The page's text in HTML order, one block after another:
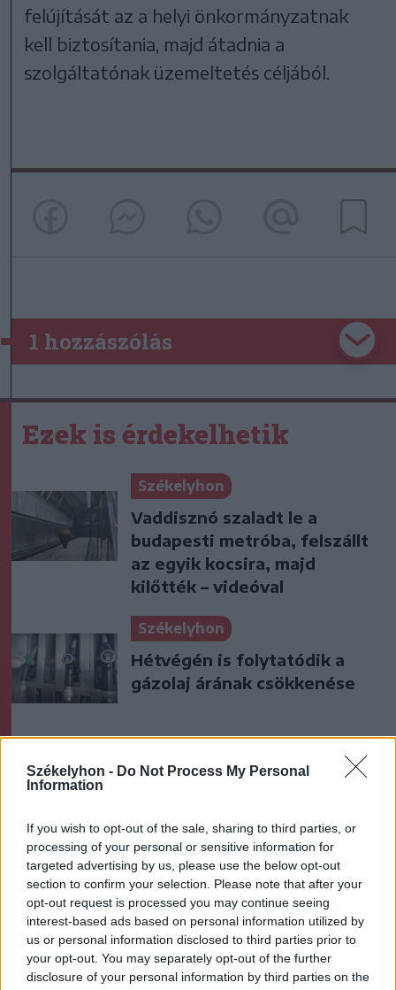
Székelyhon - Do Not Process My Personal
Information
If you wish to opt-out of the sale, sharing to third parties, or
processing of your personal or sensitive information for
targeted advertising by us, please use the below opt-out
section to confirm your selection. Please note that after your
opt-out request is processed you may continue seeing
interest-based ads based on personal information utilized by
us or personal information disclosed to third parties prior to
your opt-out. You may separately opt-out of the further
disclosure of your personal information by third parties on the
felújítását az a helyi önkormányzatnak
kell biztosítania, majd átadnia a
szolgáltatónak üzemeltetés céljából.
1 hozzászólás
Ezek is érdekelhetik
Székelyhon
Vaddisznó szaladt le a
budapesti metróba, felszállt
az egyik kocsira, majd
kilőtték – videóval
Székelyhon
Hétvégén is folytatódik a
gázolaj árának csökkenése
A gól már összejött, az
(videóval)
Krónika
Nyári szünidő: több
országban szinte fele annyit
tart, mint nálunk. Melyik
jobb?